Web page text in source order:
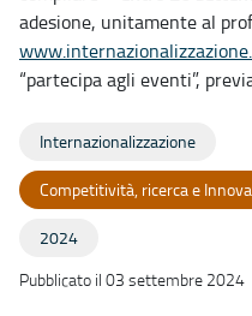
adesione, unitamente al
“partecipa agli eventi”,
Internazionalizzazione
Competitività, ricerca e
2024
Pubblicato il 03 settembre 2024